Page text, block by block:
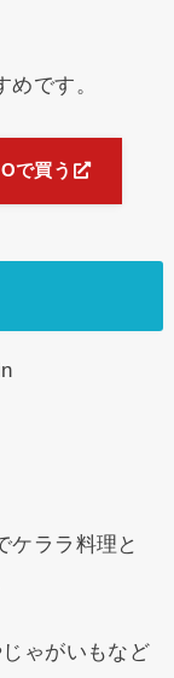
です。
で買う
ケララ料理と
ゃがいもなど